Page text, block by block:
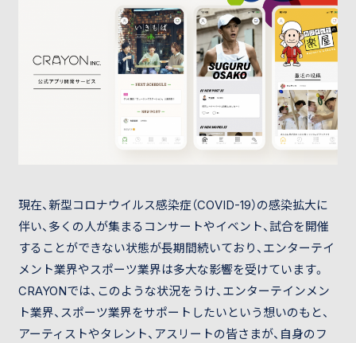
現在、新型コロナウイルス感染症（COVID-19）の感染拡大に
伴い、多くの人が集まるコンサートやイベント、試合を開催
することができない状態が長期間続いており、エンターテイ
メント業界やスポーツ業界は多大な影響を受けています。
CRAYONでは、このような状況をうけ、エンターテインメン
ト業界、スポーツ業界をサポートしたいという想いのもと、
アーティストやタレント、アスリートの皆さまが、自身のフ